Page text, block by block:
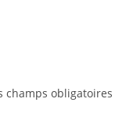
champs obligatoires